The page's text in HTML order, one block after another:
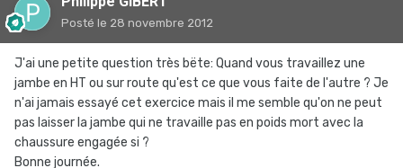
Posté le 28 novembre 2012
J'ai une petite question très bëte: Quand vous travaillez une
jambe en HT ou sur route qu'est ce que vous faite de l'autre ? Je
n'ai jamais essayé cet exercice mais il me semble qu'on ne peut
pas laisser la jambe qui ne travaille pas en poids mort avec la
chaussure engagée si ?
Bonne journée.